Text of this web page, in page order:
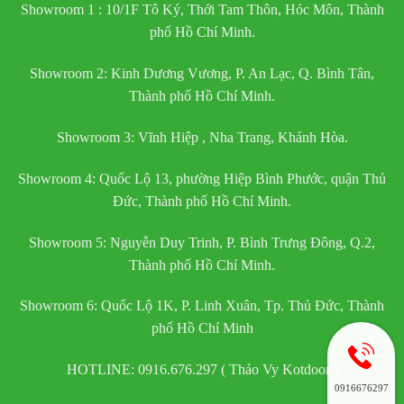
Showroom 1 : 10/1F Tô Ký, Thới Tam Thôn, Hóc Môn, Thành
phố Hồ Chí Minh.
Showroom 2: Kinh Dương Vương, P. An Lạc, Q. Bình Tân,
Thành phố Hồ Chí Minh.
Showroom 3: Vĩnh Hiệp , Nha Trang, Khánh Hòa.
Showroom 4: Quốc Lộ 13, phường Hiệp Bình Phước, quận Thủ
Đức, Thành phố Hồ Chí Minh.
Showroom 5: Nguyễn Duy Trinh, P. Bình Trưng Đông, Q.2,
Thành phố Hồ Chí Minh.
Showroom 6: Quốc Lộ 1K, P. Linh Xuân, Tp. Thủ Đức, Thành
phố Hồ Chí Minh
HOTLINE: 0916.676.297 ( Thảo Vy Kotdoor )
0916676297